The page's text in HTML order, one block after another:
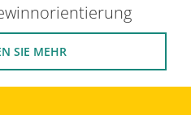
SIE MEHR